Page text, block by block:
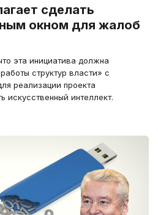
сделать
окном для жалоб
эта инициатива должна
структур власти» с
реализации проекта
искусственный интеллект.